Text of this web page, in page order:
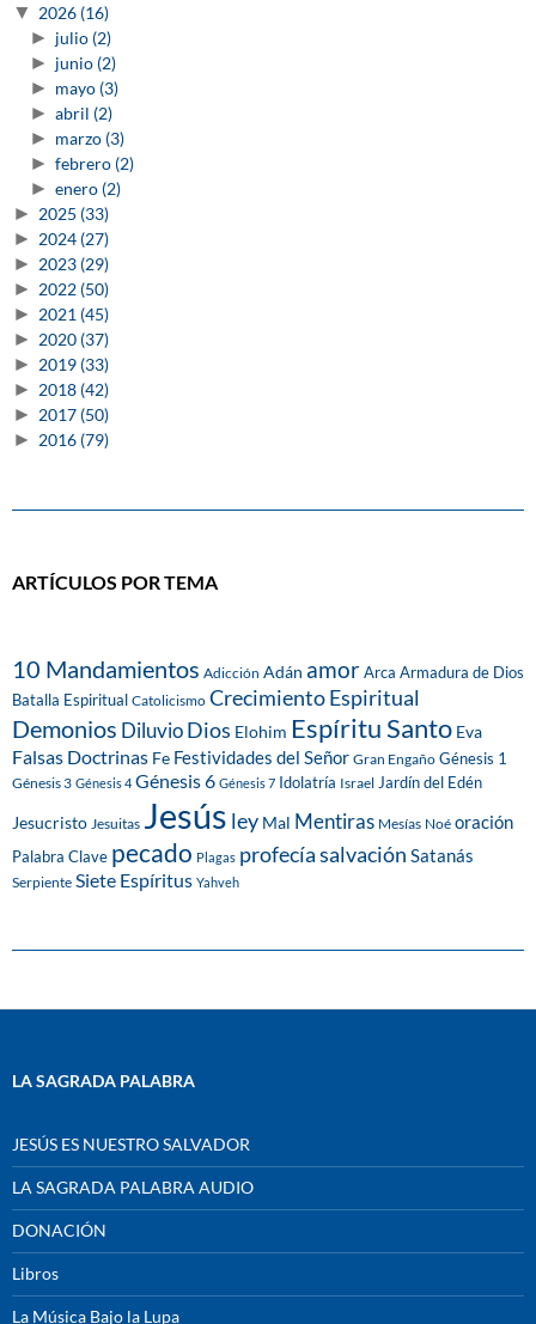
▼ 2026 (16)
► julio (2)
► junio (2)
► mayo (3)
► abril (2)
► marzo (3)
► febrero (2)
► enero (2)
► 2025 (33)
► 2024 (27)
► 2023 (29)
► 2022 (50)
► 2021 (45)
► 2020 (37)
► 2019 (33)
► 2018 (42)
► 2017 (50)
► 2016 (79)
ARTÍCULOS POR TEMA
10 Mandamientos Adicción Adán amorArca Armadura de Dios
Batalla Espiritual Catolicismo Crecimiento Espiritual
Demonios DiluvioDios Elohim Espíritu Santo Eva
Falsas Doctrinas Fe Festividades del Señor Gran Engaño Génesis 1
Génesis 3 Génesis 4 Génesis 6 Génesis 7 Idolatría Israel Jardín del Edén
Jesucristo Jesuitas Jesús ley Mal Mentiras Mesías Noé oración
Palabra Clave pecado Plagas profecíasalvación Satanás
Serpiente Siete Espíritus Yahveh
LA SAGRADA PALABRA
JESÚS ES NUESTRO SALVADOR
LA SAGRADA PALABRA AUDIO
DONACIÓN
Libros
La Música Bajo la Lupa